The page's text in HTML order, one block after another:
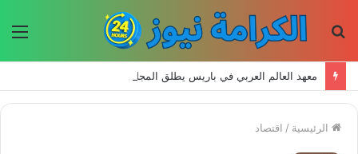
الرئيسية / اقتصاد